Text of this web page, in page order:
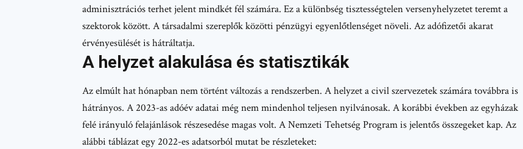
adminisztrációs terhet jelent mindkét fél számára. Ez a különbség tisztességtelen versenyhelyzetet teremt a
szektorok között. A társadalmi szereplők közötti pénzügyi egyenlőtlenséget növeli. Az adófizetői akarat
érvényesülését is hátráltatja.
A helyzet alakulása és statisztikák
Az elmúlt hat hónapban nem történt változás a rendszerben. A helyzet a civil szervezetek számára továbbra is
hátrányos. A 2023-as adóév adatai még nem mindenhol teljesen nyilvánosak. A korábbi években az egyházak
felé irányuló felajánlások részesedése magas volt. A Nemzeti Tehetség Program is jelentős összegeket kap. Az
alábbi táblázat egy 2022-es adatsorból mutat be részleteket: